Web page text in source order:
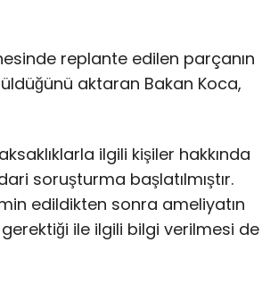
replante edilen parçanın
aktaran Bakan Koca,
ilgili kişiler hakkında
soruşturma başlatılmıştır.
edildikten sonra ameliyatın
ile ilgili bilgi verilmesi de